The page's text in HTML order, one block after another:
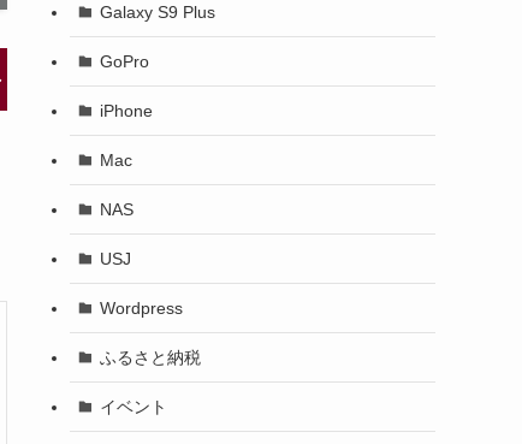
Galaxy S9 Plus
GoPro
iPhone
Mac
NAS
USJ
Wordpress
ふるさと納税
イベント